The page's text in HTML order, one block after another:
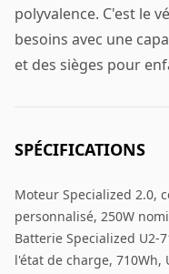
polyvalence. C'est le
besoins avec une
et des sièges pour
SPÉCIFICATIONS
Moteur Specialized 2.0,
personnalisé, 250W
Batterie Specialized
l'état de charge, 710Wh,